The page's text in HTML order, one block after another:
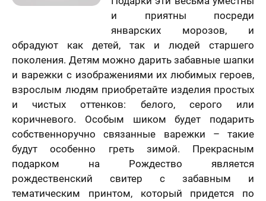
и приятны посреди
январских морозов, и
обрадуют как детей, так и людей старшего
поколения. Детям можно дарить забавные шапки
и варежки с изображениями их любимых героев,
взрослым людям приобретайте изделия простых
и чистых оттенков: белого, серого или
коричневого. Особым шиком будет подарить
собственноручно связанные варежки – такие
будут особенно греть зимой. Прекрасным
подарком на Рождество является
рождественский свитер с забавным и
тематическим принтом, который придется по